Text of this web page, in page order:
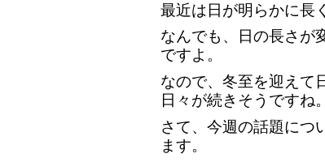
最近は日が明らかに長
なんでも、日の長さが
ですよ。
なので、冬至を迎えて
日々が続きそうですね。
さて、今週の話題につ
ます。